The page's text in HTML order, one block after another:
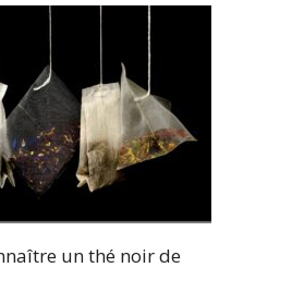
un thé noir de